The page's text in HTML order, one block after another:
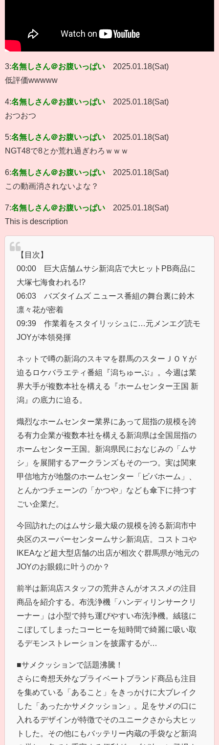
3:名無しさん＠お腹いっぱい
2025.01.18(Sat)
低評価wwwww
4:名無しさん＠お腹いっぱい
2025.01.18(Sat)
おつおつ
5:名無しさん＠お腹いっぱい
2025.01.18(Sat)
NGT48で8とか荒れ過ぎわろｗｗｗ
6:名無しさん＠お腹いっぱい
2025.01.18(Sat)
この動画消されないよな？
7:名無しさん＠お腹いっぱい
2025.01.18(Sat)
This is description
【目次】
00:00 巨大店舗ムサシ新潟店で大ヒットPB商品に
大塚七海食われる!?
06:03 バズタイムズ ニュース番組の舞台裏に鈴木
凛々花が密着
09:39 作業着をスタイリッシュに…元メンエグ読モ
JOYが本領発揮
ネットで噂の新潟のスキマを群馬のスターＪＯＹが
迫るロケバラエティ番組『潟ちゅーぶ』。今週は業
界大手が複数本社を構える『ホームセンター王国 新
潟』の底力に迫る。
熾烈なホームセンター業界にあって屈指の規模を誇
る有力企業が複数本社を構える新潟県は全国屈指の
ホームセンター王国。新潟県民におなじみの「ムサ
シ」を展開するアークランズもその一つ。実は関東
甲信地方が地盤のホームセンター「ビバホーム」、
とんかつチェーンの「かつや」なども傘下に持つす
ごい企業だ。
今回訪れたのはムサシ最大級の規模を誇る新潟市中
央区のスーパーセンタームサシ新潟店。コストコや
IKEAなど超大型店舗の出店が相次ぐ群馬県が地元の
JOYのお眼鏡に叶うのか？
前半は新潟店スタッフの荒井さんがオススメの注目
商品を紹介する。布洗浄機「ハンディリンサークリ
ーナー」は小型で持ち運びやすい布洗浄機。絨毯に
こぼしてしまったコーヒーを短時間で綺麗に吸い取
るデモンストレーションを披露するが…
■サメクッションで話題沸騰！
さらに奇想天外なプライベートブランド商品も注目
を集めている「あること」をきっかけに大ブレイク
した「あったかサメクッション」。足をサメの口に
入れるデザインが特徴でそのユニークさから大ヒッ
トした。その他にもバッテリー内蔵の手袋など新潟